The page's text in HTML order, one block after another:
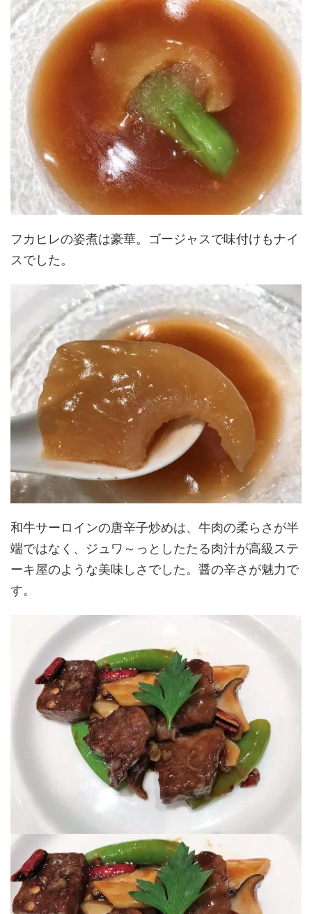
フカヒレの姿煮は豪華。ゴージャスで味付けもナイ
スでした。
和牛サーロインの唐辛子炒めは、牛肉の柔らさが半
端ではなく、ジュワ～っとしたたる肉汁が高級ステ
ーキ屋のような美味しさでした。醤の辛さが魅力で
す。